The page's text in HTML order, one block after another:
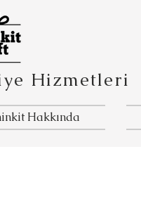
Hizmetleri
Hakkında